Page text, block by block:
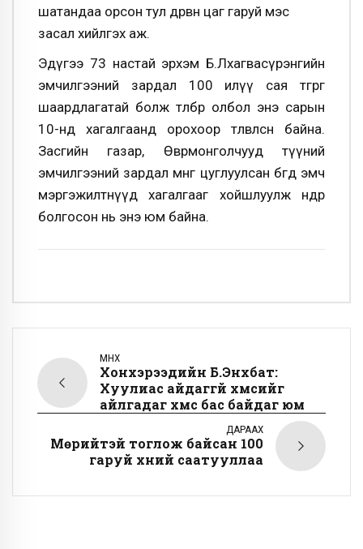
шатандаа орсон тул дөрвөн цаг гаруй мэс
засал хийлгэх аж.
Эдүгээ 73 настай эрхэм Б.Лхагвасүрэнгийн
эмчилгээний зардал 100 илүү сая төгрөг
шаардлагатай болж төлбөрөө олбол энэ сарын
10-нд хагалгаанд орохоор төлөвлөсөн байна.
Засгийн газар, Өвөрмонголчууд түүний
эмчилгээний зардал мөнгө цуглуулсан бөгөөд эмч
мэргэжилтнүүд хагалгааг хойшлуулж өнөөдөр
болгосон нь энэ юм байна.
ӨМНӨХ
Хонхэрээдийн Б.Энхбат:
Хуулиас айдаггүй хүмүүсийг
айлгадаг хүмүүс бас байдаг юм
ДАРААХ
Мөрийтэй тоглож байсан 100
гаруй хүний саатууллаа